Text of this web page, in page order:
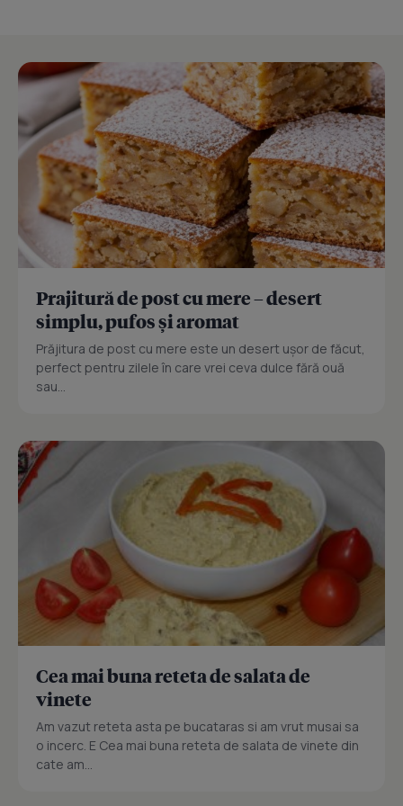
Prajitură de post cu mere – desert
simplu, pufos și aromat
Prăjitura de post cu mere este un desert ușor de făcut,
perfect pentru zilele în care vrei ceva dulce fără ouă
sau...
Cea mai buna reteta de salata de
vinete
Am vazut reteta asta pe bucataras si am vrut musai sa
o incerc. E Cea mai buna reteta de salata de vinete din
cate am...